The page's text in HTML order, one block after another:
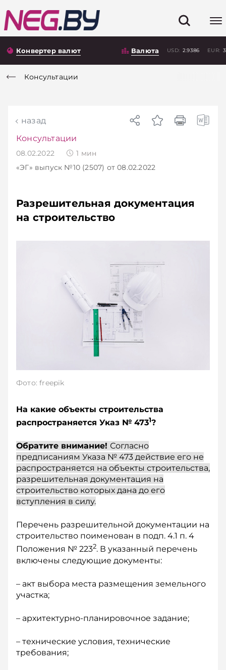
Конвертер валют Валюта USD: 2.9386 EUR:
Консультации
назад
Консультации
08.02.2022 1 мин
«ЭГ» выпуск №10 (2507) от 08.02.2022
Разрешительная документация
на строительство
Фото: freepik
На какие объекты строительства
распространяется Указ № 4731?
Обратите внимание! Согласно
предписаниям Указа № 473 действие его не
распространяется на объекты строительства,
разрешительная документация на
строительство которых дана до его
вступления в силу.
Перечень разрешительной документации на
строительство поименован в подп. 4.1 п. 4
Положения № 2232. В указанный перечень
включены следующие документы:
– акт выбора места размещения земельного
участка;
– архитектурно-планировочное задание;
– технические условия, технические
требования;